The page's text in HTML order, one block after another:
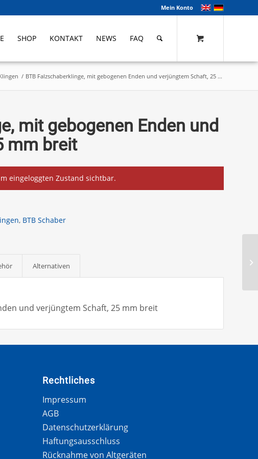
Mein Konto
SHOP KONTAKT NEWS FAQ
/ BTB Falzschaberklinge, mit gebogenen Enden und verjüngtem Schaft, 25 ...
mit gebogenen Enden und
mm breit
eingeloggten Zustand sichtbar.
, BTB Schaber
Alternativen
und verjüngtem Schaft, 25 mm breit
Rechtliches
Impressum
AGB
Datenschutzerklärung
Haftungsausschluss
Rücknahme von Altgeräten